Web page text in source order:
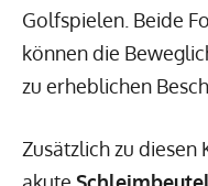
Golfspielen. Beide
können die
zu erheblichen
Zusätzlich zu